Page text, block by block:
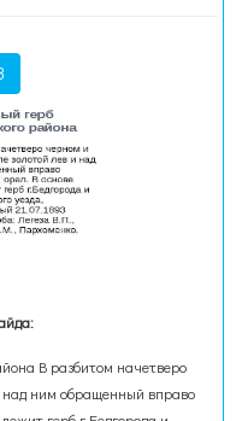
В разбитом начетверо
над ним обращенный вправо